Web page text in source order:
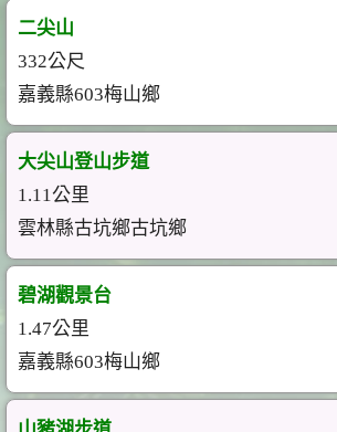
二尖山
332公尺
嘉義縣603梅山鄉
大尖山登山步道
1.11公里
雲林縣古坑鄉古坑鄉
碧湖觀景台
1.47公里
嘉義縣603梅山鄉